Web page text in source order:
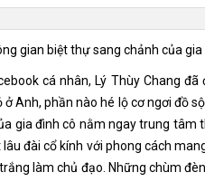
gian biệt thự sang chảnh của
cá nhân, Lý Thùy Chang
ở Anh, phần nào hé lộ cơ ngơi đồ
gia đình cô nằm ngay trung tâm
đài cổ kính với phong cách
làm chủ đạo. Những chùm